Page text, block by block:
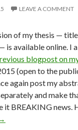
LEAVE A COMMENT
of my thesis —
is available online. I
blogpost on
(open to the
again post my
and make
it BREAKING news.
BREAKING :)